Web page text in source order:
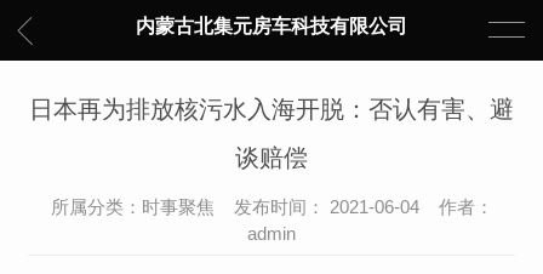
内蒙古北集元房车科技有限公司
日本再为排放核污水入海开脱：否认有害、避
谈赔偿
所属分类：时事聚焦 发布时间： 2021-06-04 作者：
admin